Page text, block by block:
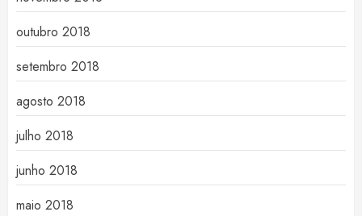
outubro 2018
setembro 2018
agosto 2018
julho 2018
junho 2018
maio 2018